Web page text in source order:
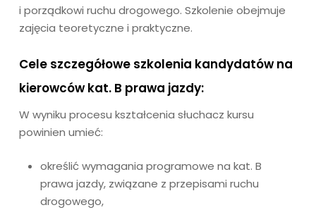
i porządkowi ruchu drogowego. Szkolenie obejmuje
zajęcia teoretyczne i praktyczne.
Cele szczegółowe szkolenia kandydatów na
kierowców kat. B prawa jazdy:
W wyniku procesu kształcenia słuchacz kursu
powinien umieć:
określić wymagania programowe na kat. B
prawa jazdy, związane z przepisami ruchu
drogowego,